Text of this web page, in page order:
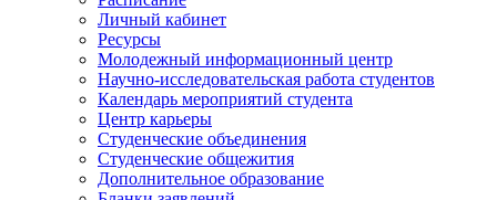
Личный кабинет
Ресурсы
Молодежный информационный центр
Научно-исследовательская работа студентов
Календарь мероприятий студента
Центр карьеры
Студенческие объединения
Студенческие общежития
Дополнительное образование